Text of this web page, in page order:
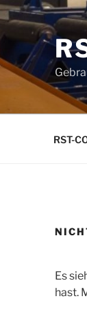
RST-
Es
hast.